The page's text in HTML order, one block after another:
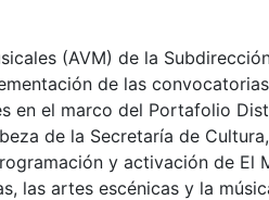
(AVM) de la
de las
en el marco del Portafolio
de la Secretaría de
y activación de El
las artes escénicas y la